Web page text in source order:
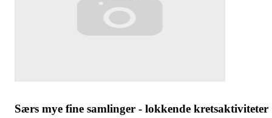
Særs mye fine samlinger - lokkende kretsaktiviteter